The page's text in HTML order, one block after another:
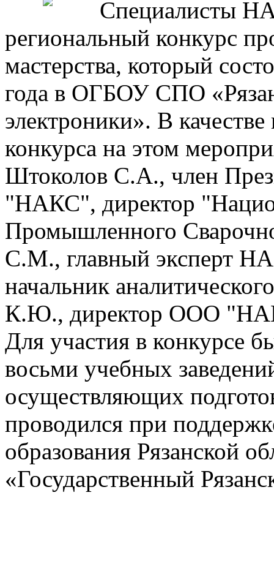
Специалисты
региональный конкурс
мастерства, который
года в ОГБОУ СПО
электроники». В
конкурса на этом
Штоколов С.А., член
"НАКС", директор
Промышленного
С.М., главный эксперт
начальник
К.Ю., директор ООО
Для участия в конкурсе
восьми учебных
осуществляющих
проводился при
образования Рязанской
«Государственный